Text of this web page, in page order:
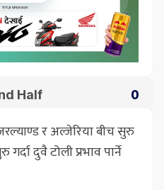
Half 0
र अल्जेरिया बीच सुरु
दुवै टोली प्रभाव पार्ने